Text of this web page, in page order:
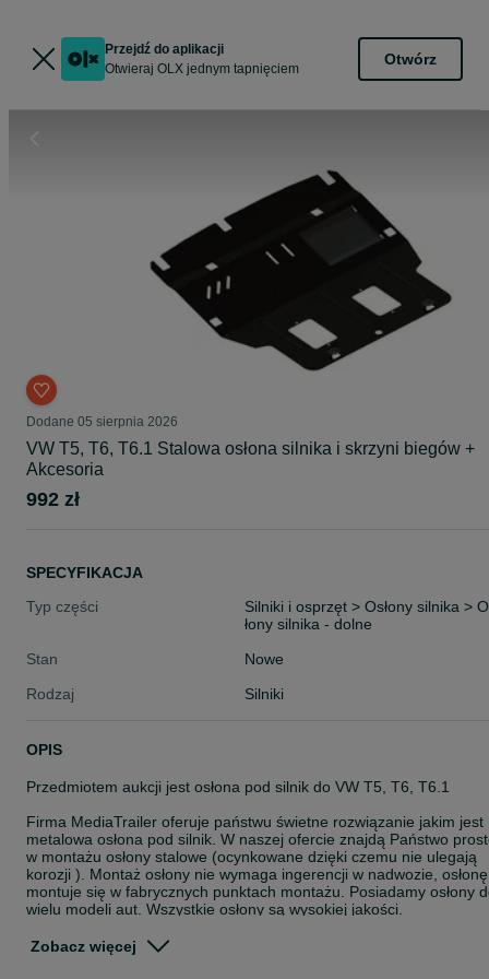
Przejdź do aplikacji
Otwieraj OLX jednym tapnięciem
Otwórz
Dodane 05 sierpnia 2026
VW T5, T6, T6.1 Stalowa osłona silnika i skrzyni biegów +
Akcesoria
992 zł
SPECYFIKACJA
Typ części
Silniki i osprzęt > Osłony silnika >
łony silnika - dolne
Stan
Nowe
Rodzaj
Silniki
OPIS
Przedmiotem aukcji jest osłona pod silnik do VW T5, T6, T6.1
Firma MediaTrailer oferuje państwu świetne rozwiązanie jakim jest
metalowa osłona pod silnik. W naszej ofercie znajdą Państwo
w montażu osłony stalowe (ocynkowane dzięki czemu nie ulegają
korozji ). Montaż osłony nie wymaga ingerencji w nadwozie, osłonę
montuje się w fabrycznych punktach montażu. Posiadamy osłony
wielu modeli aut. Wszystkie osłony są wysokiej jakości.
Informacje o produkcie;
Zobacz więcej